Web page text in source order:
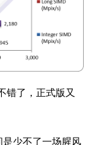
错了，正式版又
是少不了一场腥风